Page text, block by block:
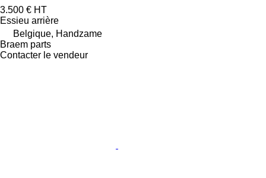
3.500 € HT
Essieu arrière
Belgique, Handzame
Braem parts
Contacter le vendeur